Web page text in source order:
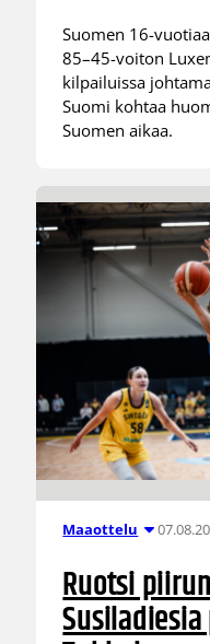
Suomen 16-
85–45-voiton
kilpailuissa
Suomi kohtaa
Suomen aikaa.
Maaottelu
Ruotsi